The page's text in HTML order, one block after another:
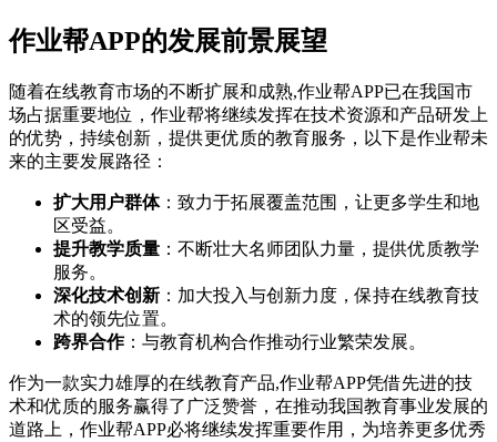
作业帮APP的发展前景展望
随着在线教育市场的不断扩展和成熟,作业帮APP已在我国市
场占据重要地位，作业帮将继续发挥在技术资源和产品研发上
的优势，持续创新，提供更优质的教育服务，以下是作业帮未
来的主要发展路径：
扩大用户群体：致力于拓展覆盖范围，让更多学生和地
区受益。
提升教学质量 ：不断壮大名师团队力量，提供优质教学
服务。
深化技术创新 ：加大投入与创新力度，保持在线教育技
术的领先位置。
跨界合作：与教育机构合作推动行业繁荣发展。
作为一款实力雄厚的在线教育产品,作业帮APP凭借先进的技
术和优质的服务赢得了广泛赞誉，在推动我国教育事业发展的
道路上，作业帮APP必将继续发挥重要作用，为培养更多优秀